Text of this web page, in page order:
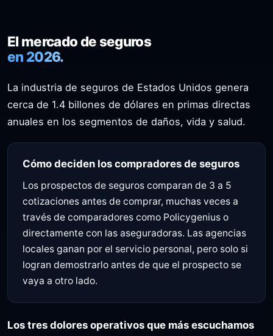
El mercado de seguros
en 2026.
La industria de seguros de Estados Unidos genera
cerca de 1.4 billones de dólares en primas directas
anuales en los segmentos de daños, vida y salud.
Cómo deciden los compradores de seguros
Los prospectos de seguros comparan de 3 a 5
cotizaciones antes de comprar, muchas veces a
través de comparadores como Policygenius o
directamente con las aseguradoras. Las agencias
locales ganan por el servicio personal, pero solo si
logran demostrarlo antes de que el prospecto se
vaya a otro lado.
Los tres dolores operativos que más escuchamos